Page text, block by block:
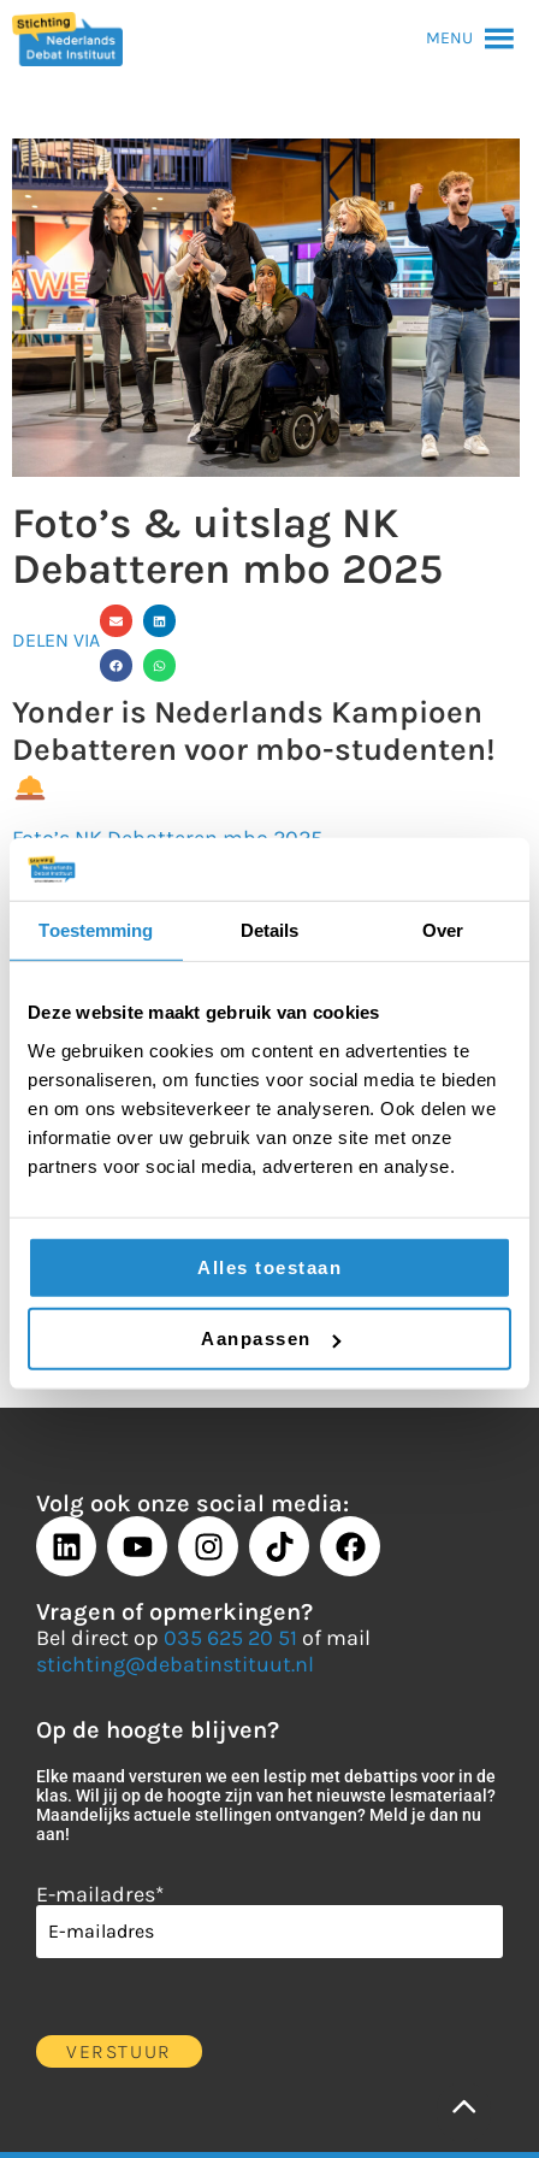
Toestemming Details Over
Deze website maakt gebruik van cookies
We gebruiken cookies om content en advertenties te
personaliseren, om functies voor social media te bieden
en om ons websiteverkeer te analyseren. Ook delen we
informatie over uw gebruik van onze site met onze
partners voor social media, adverteren en analyse.
Alles toestaan
Aanpassen
MENU
Foto’s & uitslag NK
Debatteren mbo 2025
DELEN VIA
Yonder is Nederlands Kampioen
Debatteren voor mbo-studenten!
Foto’s NK Debatteren mbo 2025
In het zinderende finaledebat versloegen zij nipt
ROC Zadkine, die dus het zilver pakten. Het brons
ging naar het Hoornbeeck College!
ROC Zadkine uit Rotterdam
Beste Nieuwkomer: Hoornbeeck College (opleiding
Retail) uit Goes
Gefeliciteerd! De hele uitslag vind jehier
Foto: Sabine van Nistelrooij
TERUG NAAR HET OVERZICHT
Volg ook onze social media:
Vragen of opmerkingen?
Bel direct op 035 625 20 51 of mail
stichting@debatinstituut.nl
Op de hoogte blijven?
Elke maand versturen we een lestip met debattips voor in de
klas. Wil jij op de hoogte zijn van het nieuwste lesmateriaal?
Maandelijks actuele stellingen ontvangen? Meld je dan nu
aan!
E-mailadres*
VERSTUUR